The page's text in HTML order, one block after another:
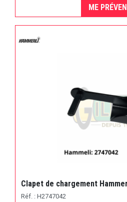
ME
Clapet de chargement
Réf. : H2747042